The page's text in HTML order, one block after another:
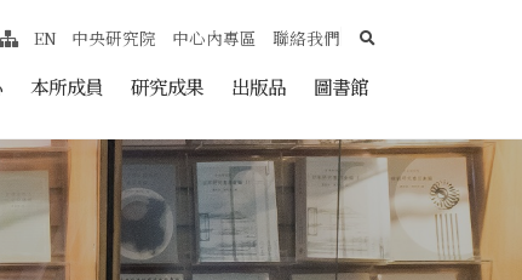
本所成員 研究成果 出版品 圖書館
網站導覽
EN 中央研究院 中心內專區 聯絡我們 search